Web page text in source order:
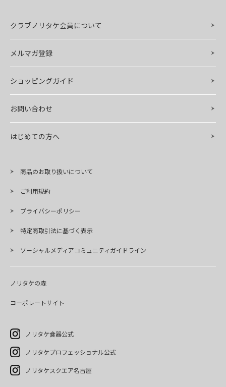
クラブノリタケ会員について
メルマガ登録
ショッピングガイド
お問い合わせ
はじめての方へ
商品のお取り扱いについて
ご利用規約
プライバシーポリシー
特定商取引法に基づく表示
ソーシャルメディアコミュニティガイドライン
ノリタケの森
コーポレートサイト
ノリタケ食器公式
ノリタケプロフェッショナル公式
ノリタケスクエア名古屋